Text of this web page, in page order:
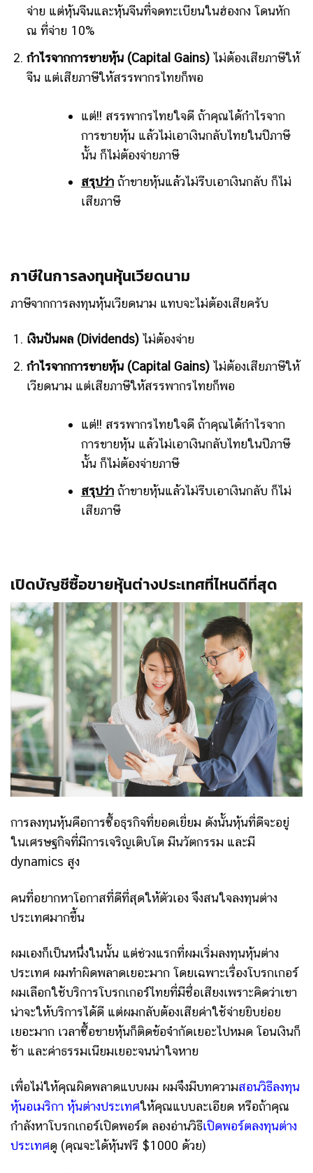
จ่าย แต่หุ้นจีนและหุ้นจีนที่จดทะเบียนในฮ่องกง โดนหัก
ณ ที่จ่าย 10%
กำไรจากการขายหุ้น (Capital Gains) ไม่ต้องเสียภาษีให้
จีน แต่เสียภาษีให้สรรพากรไทยก็พอ
แต่!! สรรพากรไทยใจดี ถ้าคุณได้กำไรจาก
การขายหุ้น แล้วไม่เอาเงินกลับไทยในปีภาษี
นั้น ก็ไม่ต้องจ่ายภาษี
สรุปว่า ถ้าขายหุ้นแล้วไม่รีบเอาเงินกลับ ก็ไม่
เสียภาษี
ภาษีในการลงทุนหุ้นเวียดนาม
ภาษีจากการลงทุนหุ้นเวียดนาม แทบจะไม่ต้องเสียครับ
เงินปันผล (Dividends) ไม่ต้องจ่าย
กำไรจากการขายหุ้น (Capital Gains) ไม่ต้องเสียภาษีให้
เวียดนาม แต่เสียภาษีให้สรรพากรไทยก็พอ
แต่!! สรรพากรไทยใจดี ถ้าคุณได้กำไรจาก
การขายหุ้น แล้วไม่เอาเงินกลับไทยในปีภาษี
นั้น ก็ไม่ต้องจ่ายภาษี
สรุปว่า ถ้าขายหุ้นแล้วไม่รีบเอาเงินกลับ ก็ไม่
เสียภาษี
เปิดบัญชีซื้อขายหุ้นต่างประเทศที่ไหนดีที่สุด
การลงทุนหุ้นคือการซื้อธุรกิจที่ยอดเยี่ยม ดังนั้นหุ้นที่ดีจะอยู่
ในเศรษฐกิจที่มีการเจริญเติบโต มีนวัตกรรม และมี
dynamics สูง
คนที่อยากหาโอกาสที่ดีที่สุดให้ตัวเอง จึงสนใจลงทุนต่าง
ประเทศมากขึ้น
ผมเองก็เป็นหนึ่งในนั้น แต่ช่วงแรกที่ผมเริ่มลงทุนหุ้นต่าง
ประเทศ ผมทำผิดพลาดเยอะมาก โดยเฉพาะเรื่องโบรกเกอร์
ผมเลือกใช้บริการโบรกเกอร์ไทยที่มีชื่อเสียงเพราะคิดว่าเขา
น่าจะให้บริการได้ดี แต่ผมกลับต้องเสียค่าใช้จ่ายยิบย่อย
เยอะมาก เวลาซื้อขายหุ้นก็ติดข้อจำกัดเยอะไปหมด โอนเงินก็
ช้า และค่าธรรมเนียมเยอะจนน่าใจหาย
เพื่อไม่ให้คุณผิดพลาดแบบผม ผมจึงมีบทความสอนวิธีลงทุน
หุ้นอเมริกา หุ้นต่างประเทศให้คุณแบบละเอียด หรือถ้าคุณ
กำลังหาโบรกเกอร์เปิดพอร์ต ลองอ่านวิธีเปิดพอร์ตลงทุนต่าง
ประเทศดู (คุณจะได้หุ้นฟรี $1000 ด้วย)